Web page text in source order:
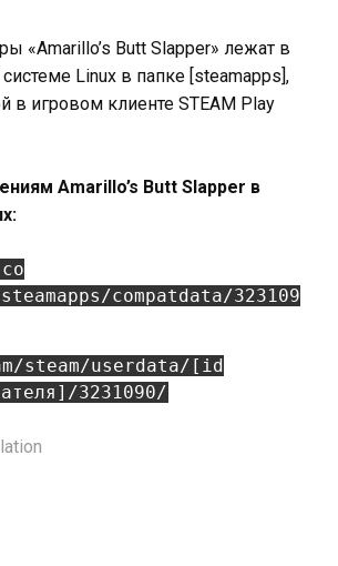
«Amarillo’s Butt Slapper» лежат в
Linux в папке [steamapps],
в игровом клиенте STEAM Play
Amarillo’s Butt Slapper в
compatdata/323109
steam/userdata/[id
3231090/